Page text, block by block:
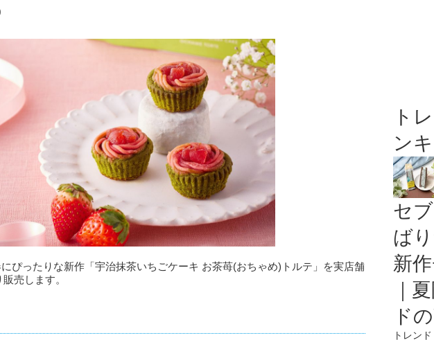
ぴったりな新作「宇治抹茶いちごケーキ お茶苺(おちゃめ)トルテ」を実店舗
売します。
ト
ン
セ
ば
新
｜
ド
トレンド